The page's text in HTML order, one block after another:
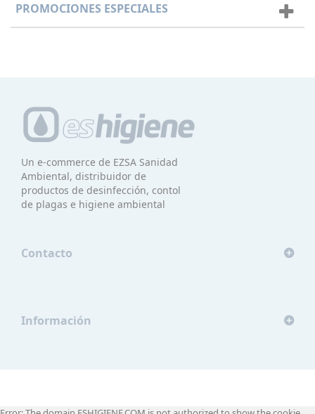
PROMOCIONES ESPECIALES
Un e-commerce de EZSA Sanidad
Ambiental, distribuidor de
productos de desinfección, contol
de plagas e higiene ambiental
Contacto
Información